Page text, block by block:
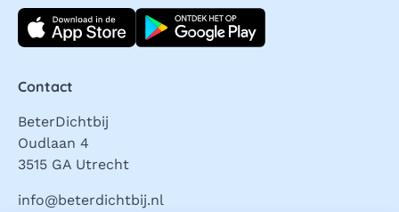
Download direct
Contact
BeterDichtbij
Oudlaan 4
3515 GA Utrecht
info@beterdichtbij.nl